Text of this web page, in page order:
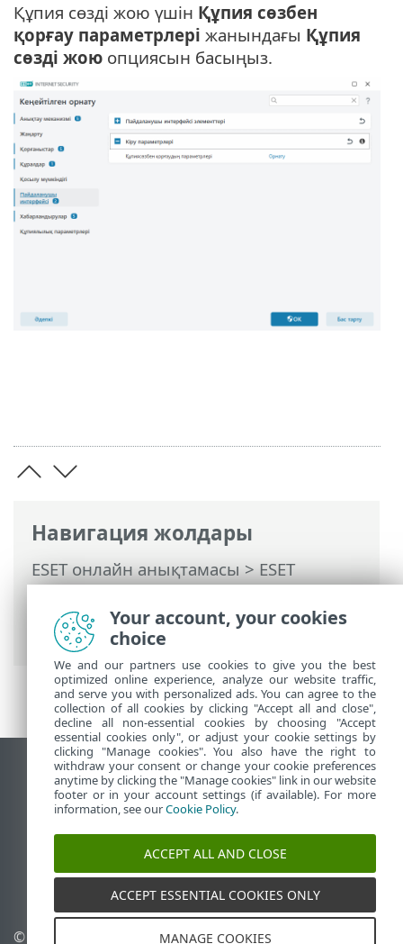
Навигация жолдары
ESET онлайн анықтамасы>ESET
Internet Security>Кеңейтілген орнату
Пайдаланушы интерфейсі> Кіру
параметрлері
Құпия сөзді жою үшін Құпия сөзбен
қорғау параметрлері жанындағы Құпия
сөзді жою опциясын басыңыз.
Жұмыс үстеліндегі сайтты қарау
End of Life
ESET білім қоры
ESET форумы
ESET Status Portal
Аймақтық қолдау
© 1992 - 2025 ESET, spol. s Cookie файлдарын
Your account, your cookies
choice
We and our partners use cookies to give you the best
optimized online experience, analyze our website traffic,
and serve you with personalized ads. You can agree to the
collection of all cookies by clicking "Accept all and close",
decline all non-essential cookies by choosing "Accept
essential cookies only", or adjust your cookie settings by
clicking "Manage cookies". You also have the right to
withdraw your consent or change your cookie preferences
anytime by clicking the "Manage cookies" link in our website
footer or in your account settings (if available). For more
information, see ourCookie Policy.
ACCEPT ALL AND CLOSE
ACCEPT ESSENTIAL COOKIES ONLY
MANAGE COOKIES